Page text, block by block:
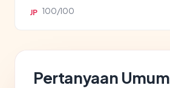
JP 100/100
Pertanyaan Umum